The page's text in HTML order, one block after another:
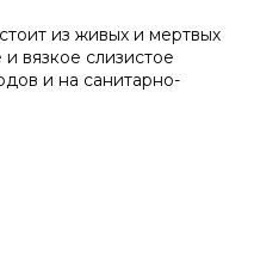
из живых и мертвых
вязкое слизистое
и на санитарно-